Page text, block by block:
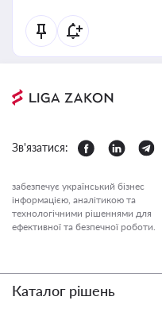
Зв'язатися:
забезпечує український бізнес
інформацією, аналітикою та
технологічними рішеннями для
ефективної та безпечної роботи.
Каталог рішень